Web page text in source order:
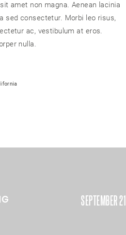
amet non magna. Aenean lacinia
sed consectetur. Morbi leo risus,
ac, vestibulum at eros.
nulla.
SEPTEMBER 21